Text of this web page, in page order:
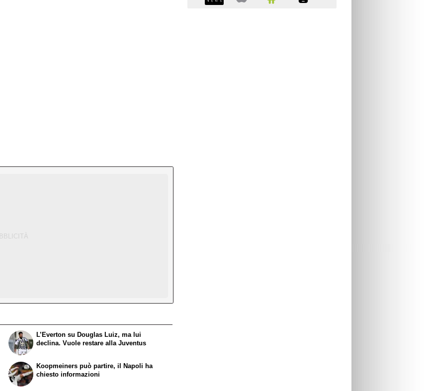
L’Everton su Douglas Luiz, ma lui
declina. Vuole restare alla Juventus
Koopmeiners può partire, il Napoli ha
chiesto informazioni